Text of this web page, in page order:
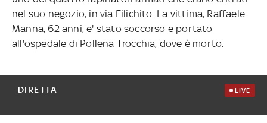
nel suo negozio, in via Filichito. La vittima, Raffaele
Manna, 62 anni, e' stato soccorso e portato
all'ospedale di Pollena Trocchia, dove è morto.
DIRETTA LIVE